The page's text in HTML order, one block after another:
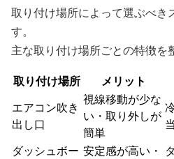
取り付け場所によって選ぶべき
す。
主な取り付け場所ごとの特徴を
取り付け場所
メリット
エアコン吹き
出し口
視線移動が少な
い・取り外しが
簡単
ダッシュボー 安定感が高い・